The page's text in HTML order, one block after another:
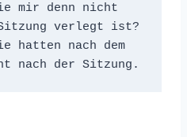
mir denn nicht
verlegt ist?
hatten nach dem
nach der Sitzung.